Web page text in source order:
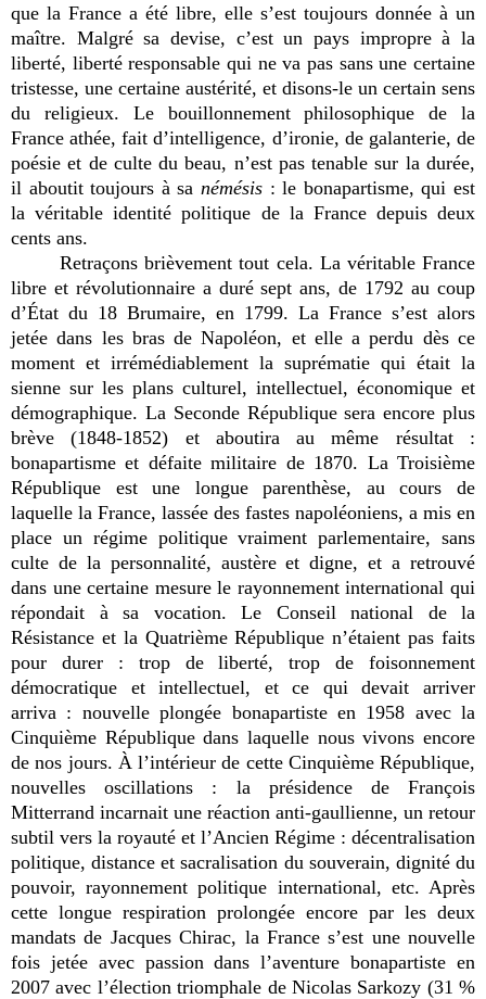
que la France a été libre, elle s’est toujours donnée à un
maître. Malgré sa devise, c’est un pays impropre à la
liberté, liberté responsable qui ne va pas sans une certaine
tristesse, une certaine austérité, et disons-le un certain sens
du religieux. Le bouillonnement philosophique de la
France athée, fait d’intelligence, d’ironie, de galanterie, de
poésie et de culte du beau, n’est pas tenable sur la durée,
il aboutit toujours à sa némésis : le bonapartisme, qui est
la véritable identité politique de la France depuis deux
cents ans.
Retraçons brièvement tout cela. La véritable France
libre et révolutionnaire a duré sept ans, de 1792 au coup
d’État du 18 Brumaire, en 1799. La France s’est alors
jetée dans les bras de Napoléon, et elle a perdu dès ce
moment et irrémédiablement la suprématie qui était la
sienne sur les plans culturel, intellectuel, économique et
démographique. La Seconde République sera encore plus
brève (1848-1852) et aboutira au même résultat :
bonapartisme et défaite militaire de 1870. La Troisième
République est une longue parenthèse, au cours de
laquelle la France, lassée des fastes napoléoniens, a mis en
place un régime politique vraiment parlementaire, sans
culte de la personnalité, austère et digne, et a retrouvé
dans une certaine mesure le rayonnement international qui
répondait à sa vocation. Le Conseil national de la
Résistance et la Quatrième République n’étaient pas faits
pour durer : trop de liberté, trop de foisonnement
démocratique et intellectuel, et ce qui devait arriver
arriva : nouvelle plongée bonapartiste en 1958 avec la
Cinquième République dans laquelle nous vivons encore
de nos jours. À l’intérieur de cette Cinquième République,
nouvelles oscillations : la présidence de François
Mitterrand incarnait une réaction anti-gaullienne, un retour
subtil vers la royauté et l’Ancien Régime : décentralisation
politique, distance et sacralisation du souverain, dignité du
pouvoir, rayonnement politique international, etc. Après
cette longue respiration prolongée encore par les deux
mandats de Jacques Chirac, la France s’est une nouvelle
fois jetée avec passion dans l’aventure bonapartiste en
2007 avec l’élection triomphale de Nicolas Sarkozy (31 %